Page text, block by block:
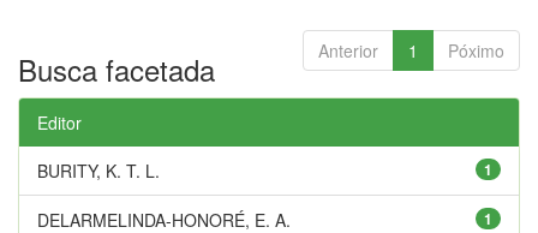
Anterior 1 Póximo
Busca facetada
Editor
1
BURITY, K. T. L.
1
DELARMELINDA-HONORÉ, E. A.